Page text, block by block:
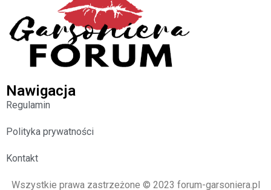
Nawigacja
Regulamin
Polityka prywatności
Kontakt
Wszystkie prawa zastrzeżone © 2023 forum-garsoniera.pl